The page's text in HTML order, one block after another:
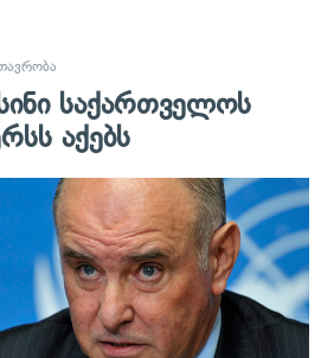
საქართველოს
აქებს